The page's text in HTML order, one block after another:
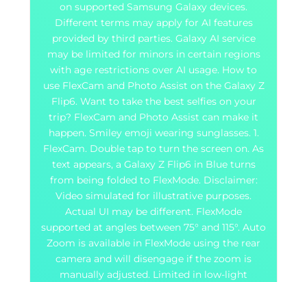
on supported Samsung Galaxy devices.
Different terms may apply for AI features
provided by third parties. Galaxy AI service
may be limited for minors in certain regions
with age restrictions over AI usage. How to
use FlexCam and Photo Assist on the Galaxy Z
Flip6. Want to take the best selfies on your
trip? FlexCam and Photo Assist can make it
happen. Smiley emoji wearing sunglasses. 1.
FlexCam. Double tap to turn the screen on. As
text appears, a Galaxy Z Flip6 in Blue turns
from being folded to FlexMode. Disclaimer:
Video simulated for illustrative purposes.
Actual UI may be different. FlexMode
supported at angles between 75° and 115°. Auto
Zoom is available in FlexMode using the rear
camera and will disengage if the zoom is
manually adjusted. Limited in low-light